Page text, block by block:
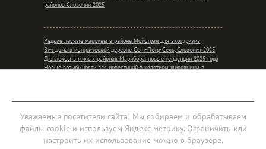
районов Словении 2025
Редкие лесные массивы в районе Мойстран для экотуризма
Вич дома в исторической деревне Сент-Петр-Сель, Словения 2025
Дюплексы в жилых районах Марибора: новые тенденции 2025 года
Новые возможности для инвестиций в квартиры жировницы в
Соглашение об обработке персональных данных
Мобильная версия
Уважаемые посетители сайта! Мы собираем и обрабатываем
файлы cookie и используем Яндекс метрику. Ограничить или
настроить их использование можно в браузере.